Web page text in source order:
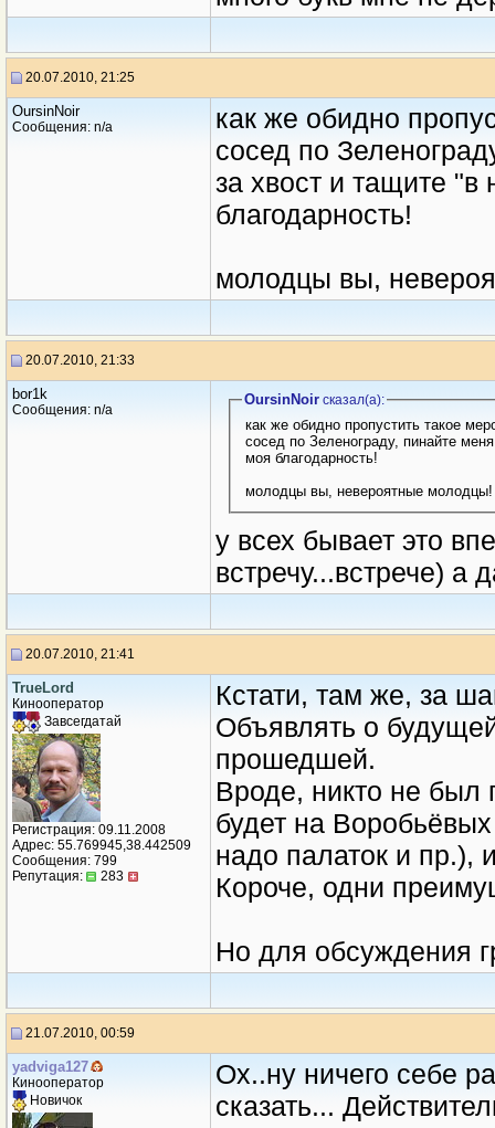
20.07.2010, 21:25
OursinNoir
Сообщения: n/a
как же обидно
сосед по
за хвост и тащите
благодарность!
молодцы вы,
20.07.2010, 21:33
bor1k
Сообщения: n/a
OursinNoirсказал(a):
как же обидно пропустить такое
сосед по Зеленограду, пинайте
моя благодарность!
молодцы вы, невероятные молодцы!
у всех бывает это
встречу...встрече)
20.07.2010, 21:41
TrueLord
Кинооператор
Завсегдатай
Регистрация: 09.11.2008
Адрес: 55.769945,38.442509
Сообщения: 799
Репутация:
283
Кстати, там же, за
Объявлять о
прошедшей.
Вроде, никто не был
будет на
надо палаток и пр.),
Короче, одни
Но для обсуждения
21.07.2010, 00:59
yadviga127
Кинооператор
Новичок
Ох..ну ничего себе
сказать...